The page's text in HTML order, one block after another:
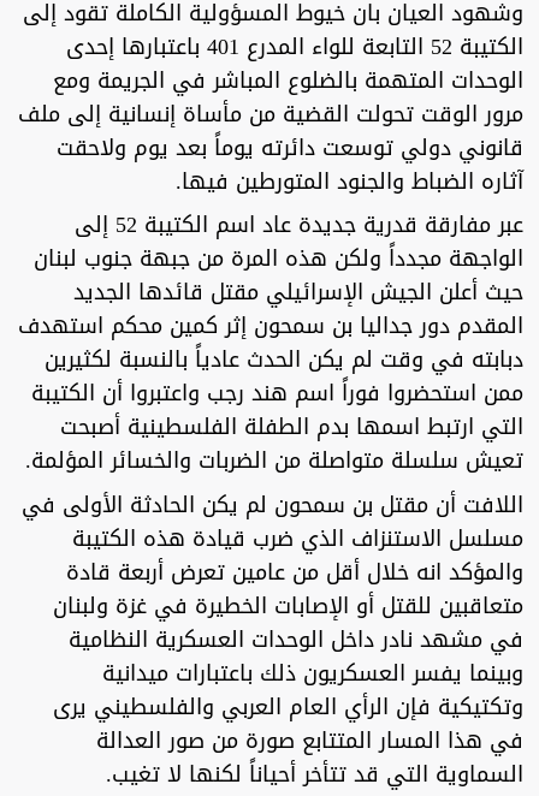
وشهود العيان بان خيوط المسؤولية الكاملة تقود إلى
الكتيبة 52 التابعة للواء المدرع 401 باعتبارها إحدى
الوحدات المتهمة بالضلوع المباشر في الجريمة ومع
مرور الوقت تحولت القضية من مأساة إنسانية إلى ملف
قانوني دولي توسعت دائرته يوماً بعد يوم ولاحقت
آثاره الضباط والجنود المتورطين فيها.
عبر مفارقة قدرية جديدة عاد اسم الكتيبة 52 إلى
الواجهة مجدداً ولكن هذه المرة من جبهة جنوب لبنان
حيث أعلن الجيش الإسرائيلي مقتل قائدها الجديد
المقدم دور جداليا بن سمحون إثر كمين محكم استهدف
دبابته في وقت لم يكن الحدث عادياً بالنسبة لكثيرين
ممن استحضروا فوراً اسم هند رجب واعتبروا أن الكتيبة
التي ارتبط اسمها بدم الطفلة الفلسطينية أصبحت
تعيش سلسلة متواصلة من الضربات والخسائر المؤلمة.
اللافت أن مقتل بن سمحون لم يكن الحادثة الأولى في
مسلسل الاستنزاف الذي ضرب قيادة هذه الكتيبة
والمؤكد انه خلال أقل من عامين تعرض أربعة قادة
متعاقبين للقتل أو الإصابات الخطيرة في غزة ولبنان
في مشهد نادر داخل الوحدات العسكرية النظامية
وبينما يفسر العسكريون ذلك باعتبارات ميدانية
وتكتيكية فإن الرأي العام العربي والفلسطيني يرى
في هذا المسار المتتابع صورة من صور العدالة
السماوية التي قد تتأخر أحياناً لكنها لا تغيب.